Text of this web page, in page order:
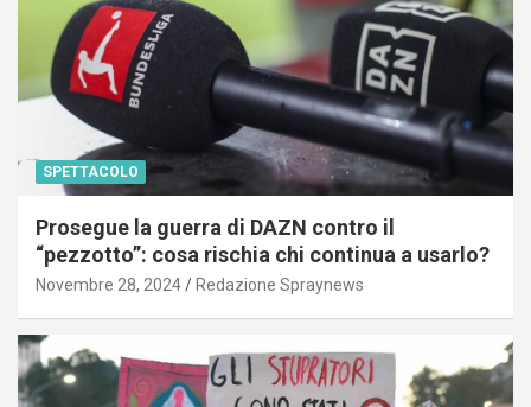
SPETTACOLO
Prosegue la guerra di DAZN contro il
“pezzotto”: cosa rischia chi continua a usarlo?
Novembre 28, 2024 Redazione Spraynews